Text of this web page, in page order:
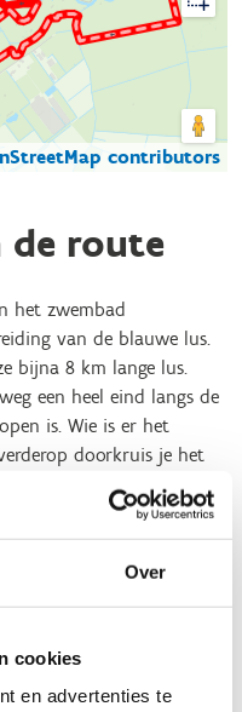
Over
cookies
en advertenties te
contributors
de route
het zwembad
van de blauwe lus.
bijna 8 km lange lus.
een heel eind langs de
is. Wie is er het
doorkruis je het
maar hou vooral de weg
de finish te komen.
perioden: relatief goed
deels